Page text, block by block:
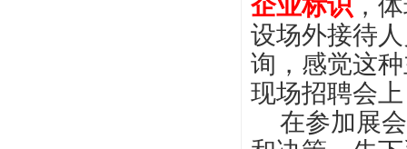
企业标识 ，
设场外接待
询，感觉这
现场招聘会
在参加展